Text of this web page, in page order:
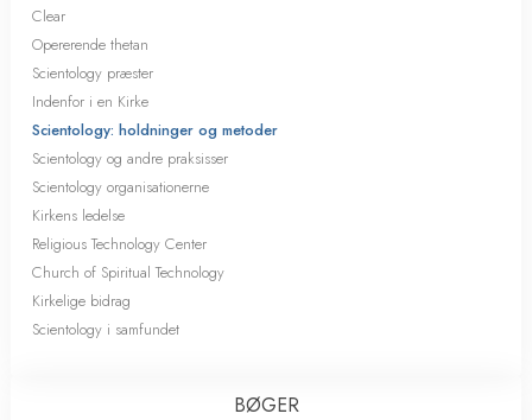
Clear
Opererende thetan
Scientology præster
Indenfor i en Kirke
Scientology: holdninger og metoder
Scientology og andre praksisser
Scientology organisationerne
Kirkens ledelse
Religious Technology Center
Church of Spiritual Technology
Kirkelige bidrag
Scientology i samfundet
BØGER